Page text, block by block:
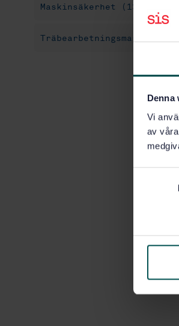
Denna
Vi
av
s
Maskinsäkerhet (13.110)
Träbearbetningsmaskiner